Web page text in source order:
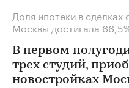
Доля ипотеки в сделках
Москвы достигала
В первом
трех студий,
новостройках